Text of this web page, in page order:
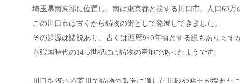
埼玉県南東部に位置し、南は東京都と接する川口市。人口60万
この川口市は古くから鋳物の街として発展してきました。
その起源は諸説あり、古くは西暦940年頃とする説もあります
も戦国時代の14-5世紀には鋳物の産地であったようです。
川口を流れる荒川で鋳物の製造に適した川砂や粘土が採れた